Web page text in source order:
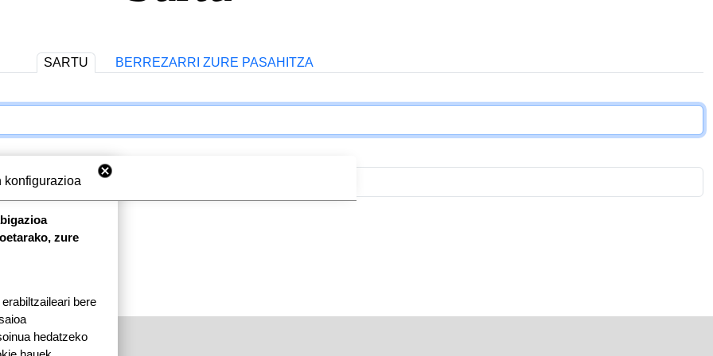
SARTU BERREZARRI ZURE PASAHITZA
konfigurazioa
zure
bere
hedatzeko